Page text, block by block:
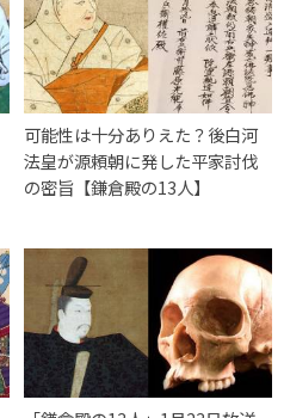
可能性は十分ありえた？後白河
法皇が源頼朝に発した平家討伐
の密旨【鎌倉殿の13人】